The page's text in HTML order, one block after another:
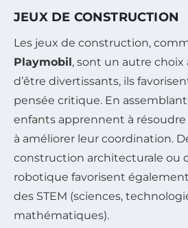
JEUX DE CONSTRUCTION
Les jeux de construction,
Playmobil, sont un autre choix
d’être divertissants, ils
pensée critique. En
enfants apprennent à
à améliorer leur coordination.
construction architecturale ou
robotique favorisent
des STEM (sciences,
mathématiques).